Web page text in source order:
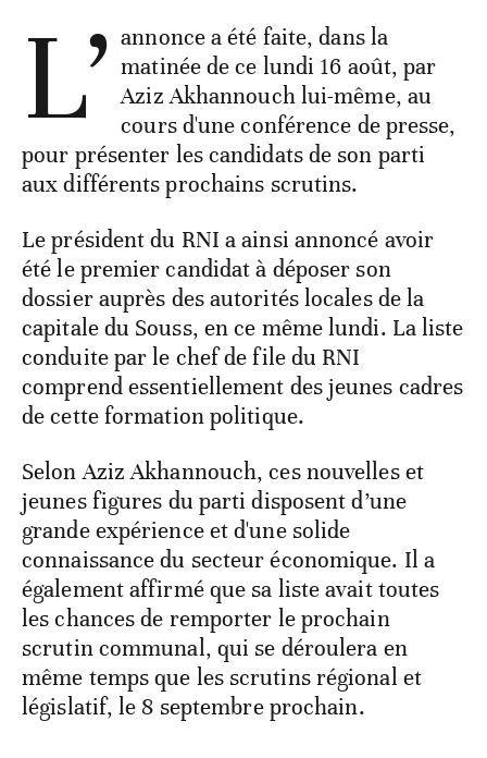
L’ annonce a été faite, dans la
matinée de ce lundi 16 août, par
Aziz Akhannouch lui-même, au
cours d'une conférence de presse,
pour présenter les candidats de son parti
aux différents prochains scrutins.
Le président du RNI a ainsi annoncé avoir
été le premier candidat à déposer son
dossier auprès des autorités locales de la
capitale du Souss, en ce même lundi. La liste
conduite par le chef de file du RNI
comprend essentiellement des jeunes cadres
de cette formation politique.
Selon Aziz Akhannouch, ces nouvelles et
jeunes figures du parti disposent d’une
grande expérience et d'une solide
connaissance du secteur économique. Il a
également affirmé que sa liste avait toutes
les chances de remporter le prochain
scrutin communal, qui se déroulera en
même temps que les scrutins régional et
législatif, le 8 septembre prochain.